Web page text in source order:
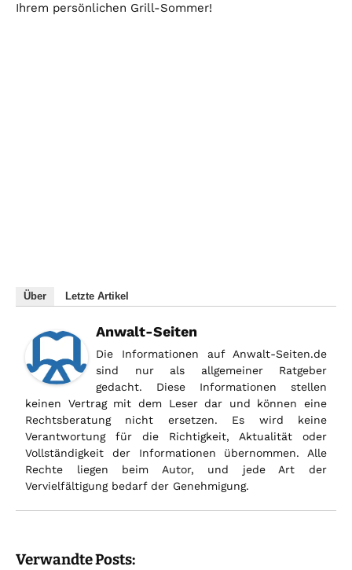
Ihrem persönlichen Grill-Sommer!
Über Letzte Artikel
Anwalt-Seiten
Die Informationen auf Anwalt-Seiten.de
sind nur als allgemeiner Ratgeber
gedacht. Diese Informationen stellen
keinen Vertrag mit dem Leser dar und können eine
Rechtsberatung nicht ersetzen. Es wird keine
Verantwortung für die Richtigkeit, Aktualität oder
Vollständigkeit der Informationen übernommen. Alle
Rechte liegen beim Autor, und jede Art der
Vervielfältigung bedarf der Genehmigung.
Verwandte Posts: